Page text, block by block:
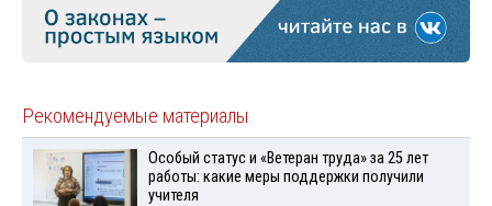
Рекомендуемые материалы
Особый статус и «Ветеран труда» за 25 лет
работы: какие меры поддержки получили
учителя